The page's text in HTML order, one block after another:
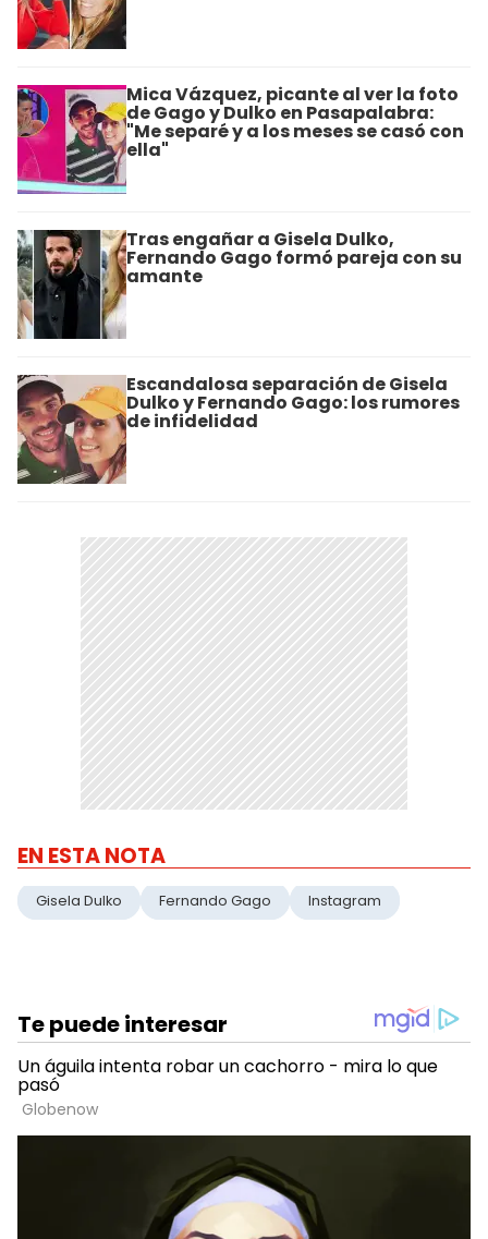
Mica Vázquez, picante al ver la foto
de Gago y Dulko en Pasapalabra:
"Me separé y a los meses se casó con
ella"
Tras engañar a Gisela Dulko,
Fernando Gago formó pareja con su
amante
Escandalosa separación de Gisela
Dulko y Fernando Gago: los rumores
de infidelidad
EN ESTA NOTA
Gisela Dulko Fernando Gago Instagram